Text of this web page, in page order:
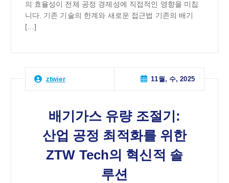
의 효율성이 전체 공정 경제성에 직접적인 영향을 미칩
니다. 기존 기술의 한계와 새로운 접근법 기존의 배기
[…]
ztwier 11월, 수, 2025
배기가스 유량 조절기:
산업 공정 최적화를 위한
ZTW Tech의 혁신적 솔
루션